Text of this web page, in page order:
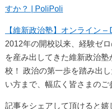
すか？ | PoliPoli
【維新政治塾】オンライン
2012年の開校以来、経験ゼ
を産み出してきた維新政治
校！ 政治の第一歩を踏み出
い方まで、幅広く皆さまのご
記事をシェアして頂けると嬉